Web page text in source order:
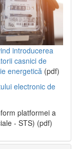
introducerea
casnici de
energetică (pdf)
electronic de
platformei a
- STS) (pdf)